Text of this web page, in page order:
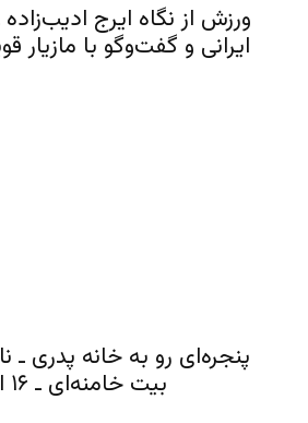
ورزش از نگاه ایرج
پنجره‌ای رو به خانه پدری ـ
بیت خامنه‌ای ـ ۱۶ امرداد / ۷ آگوست